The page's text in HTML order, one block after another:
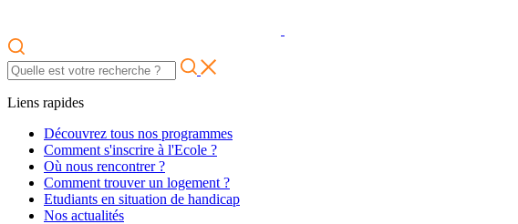
Liens rapides
Découvrez tous nos programmes
Comment s'inscrire à l'Ecole ?
Où nous rencontrer ?
Comment trouver un logement ?
Etudiants en situation de handicap
Nos actualités